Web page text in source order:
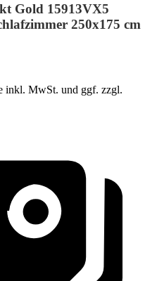
Gold 15913VX5
250x175 cm
inkl. MwSt. und ggf. zzgl.